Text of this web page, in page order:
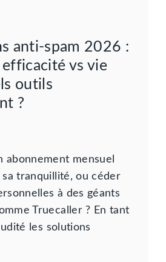
anti-spam 2026 :
vs vie
outils
?
abonnement mensuel
tranquillité, ou céder
à des géants
Truecaller ? En tant
les solutions